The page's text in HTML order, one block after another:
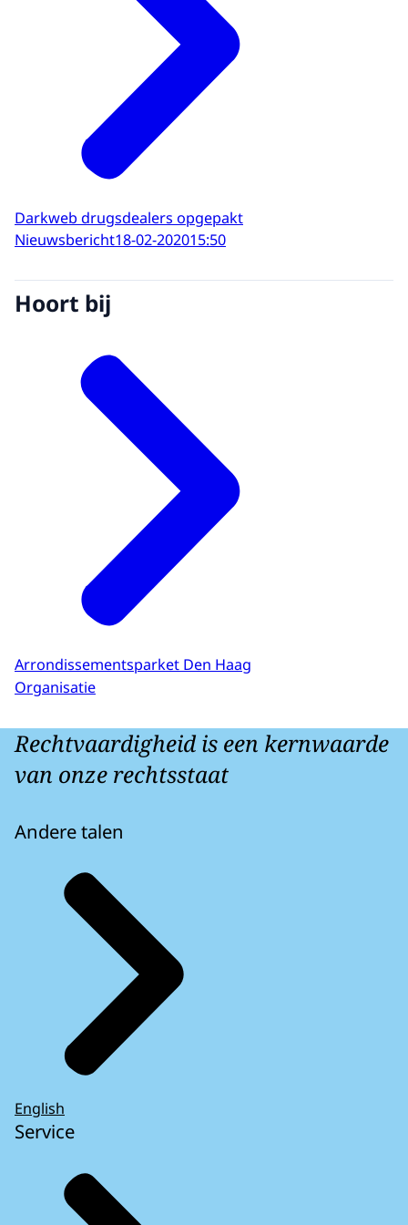
Darkweb drugsdealers opgepakt
Nieuwsbericht18-02-202015:50
Hoort bij
Arrondissementsparket Den Haag
Organisatie
Rechtvaardigheid is een kernwaarde
van onze rechtsstaat
Andere talen
English
Service